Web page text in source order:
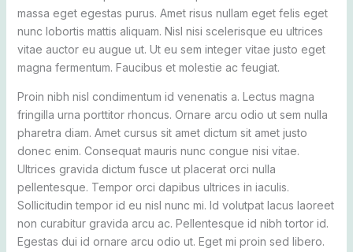
massa eget egestas purus. Amet risus nullam eget felis eget
nunc lobortis mattis aliquam. Nisl nisi scelerisque eu ultrices
vitae auctor eu augue ut. Ut eu sem integer vitae justo eget
magna fermentum. Faucibus et molestie ac feugiat.
Proin nibh nisl condimentum id venenatis a. Lectus magna
fringilla urna porttitor rhoncus. Ornare arcu odio ut sem nulla
pharetra diam. Amet cursus sit amet dictum sit amet justo
donec enim. Consequat mauris nunc congue nisi vitae.
Ultrices gravida dictum fusce ut placerat orci nulla
pellentesque. Tempor orci dapibus ultrices in iaculis.
Sollicitudin tempor id eu nisl nunc mi. Id volutpat lacus laoreet
non curabitur gravida arcu ac. Pellentesque id nibh tortor id.
Egestas dui id ornare arcu odio ut. Eget mi proin sed libero.